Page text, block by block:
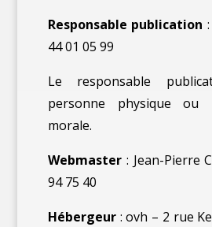
Responsable publication
44 01 05 99
Le responsable
personne physique ou
morale.
Webmaster: Jean-Pierre
94 75 40
Hébergeur: ovh – 2 rue